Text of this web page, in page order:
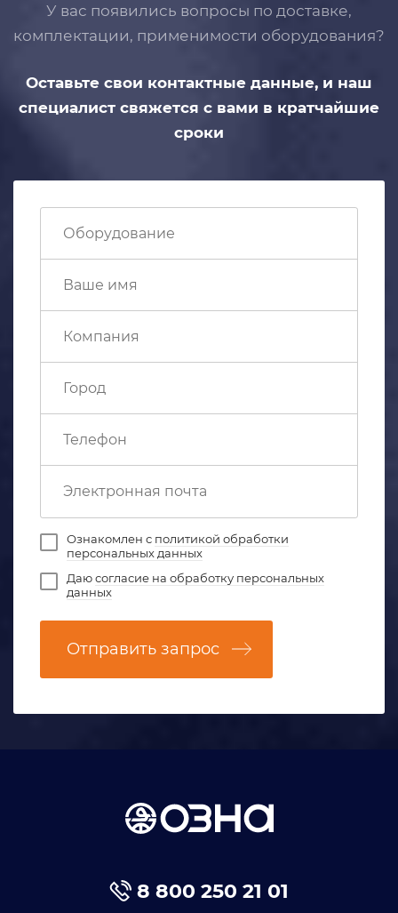
У вас появились вопросы по доставке,
комплектации, применимости оборудования?
Оставьте свои контактные данные, и наш
специалист свяжется с вами в кратчайшие
сроки
Ознакомлен с политикой обработки
персональных данных
Даюсогласие на обработку персональных
данных
Отправить запрос
8 800 250 21 01